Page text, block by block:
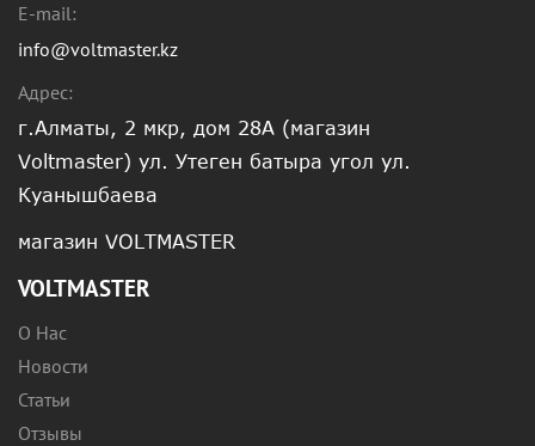
E-mail:
info@voltmaster.kz
Адрес:
г.Алматы, 2 мкр, дом 28А (магазин
Voltmaster) ул. Утеген батыра угол ул.
Куанышбаева
магазин VOLTMASTER
VOLTMASTER
О Нас
Новости
Статьи
Отзывы